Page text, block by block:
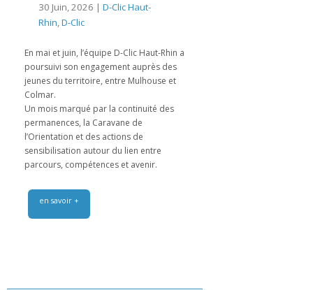
30 Juin, 2026 | D-Clic Haut-
Rhin,D-Clic
En mai et juin, l’équipe D-Clic Haut-Rhin a
poursuivi son engagement auprès des
jeunes du territoire, entre Mulhouse et
Colmar.
Un mois marqué par la continuité des
permanences, la Caravane de
l’Orientation et des actions de
sensibilisation autour du lien entre
parcours, compétences et avenir.
en savoir +